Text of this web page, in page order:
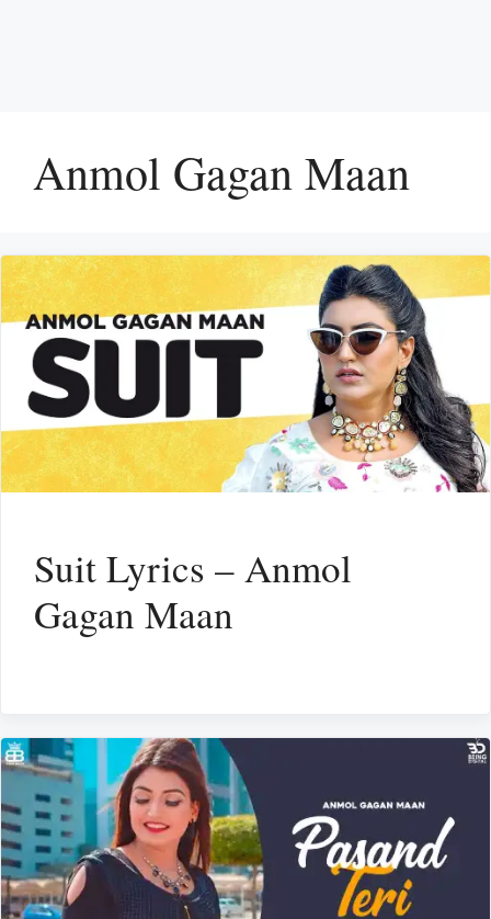
Anmol Gagan Maan
Suit Lyrics – Anmol
Gagan Maan